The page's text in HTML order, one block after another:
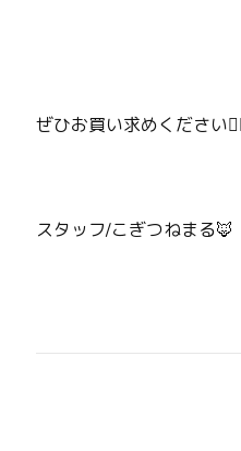
ぜひお買い求めください
スタッフ/こぎつねまる🦊